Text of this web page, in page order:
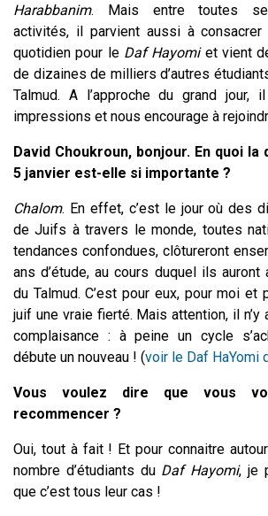
Harabbanim. Mais entre toutes
activités, il parvient aussi à consacrer
quotidien pour le Daf Hayomiet vient
de dizaines de milliers d’autres
Talmud. A l’approche du grand jour,
impressions et nous encourage à
David Choukroun, bonjour. En quoi la
5 janvier est-elle si importante ?
Chalom. En effet, c’est le jour où des
de Juifs à travers le monde, toutes
tendances confondues, clôtureront
ans d’étude, au cours duquel ils auront
du Talmud. C’est pour eux, pour moi et
juif une vraie fierté. Mais attention, il n’y
complaisance : à peine un cycle
débute un nouveau ! (voir le Daf HaYomi
Vous voulez dire que vous
recommencer ?
Oui, tout à fait ! Et pour connaitre
nombre d’étudiants du Daf Hayomi, je
que c’est tous leur cas !